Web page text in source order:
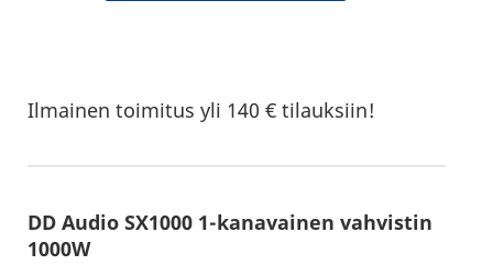
Ilmainen toimitus yli 140 € tilauksiin!
DD Audio SX1000 1-kanavainen vahvistin
1000W